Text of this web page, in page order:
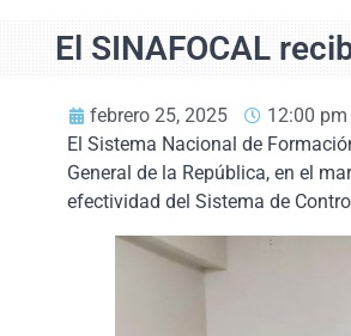
El SINAFOCAL
febrero 25, 2025
12:00 pm
El Sistema Nacional de
General de la República, en el
efectividad del Sistema de